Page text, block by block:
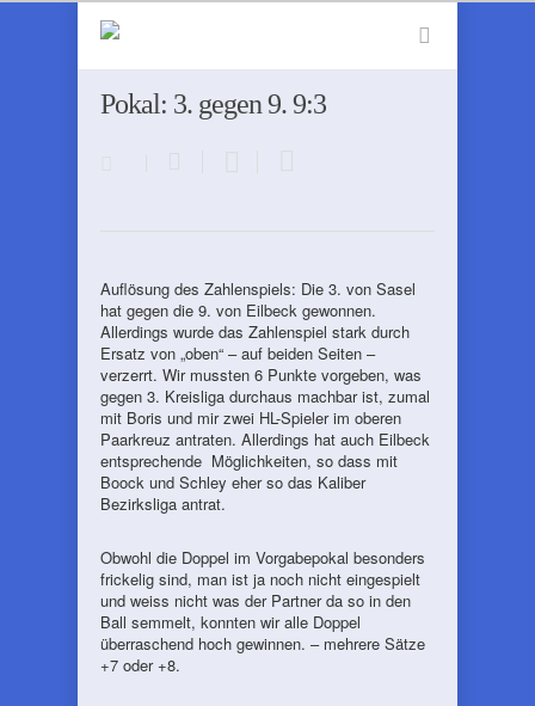
Pokal: 3. gegen 9. 9:3
Auflösung des Zahlenspiels: Die 3. von Sasel
hat gegen die 9. von Eilbeck gewonnen.
Allerdings wurde das Zahlenspiel stark durch
Ersatz von „oben“ – auf beiden Seiten –
verzerrt. Wir mussten 6 Punkte vorgeben, was
gegen 3. Kreisliga durchaus machbar ist, zumal
mit Boris und mir zwei HL-Spieler im oberen
Paarkreuz antraten. Allerdings hat auch Eilbeck
entsprechende Möglichkeiten, so dass mit
Boock und Schley eher so das Kaliber
Bezirksliga antrat.
Obwohl die Doppel im Vorgabepokal besonders
frickelig sind, man ist ja noch nicht eingespielt
und weiss nicht was der Partner da so in den
Ball semmelt, konnten wir alle Doppel
überraschend hoch gewinnen. – mehrere Sätze
+7 oder +8.